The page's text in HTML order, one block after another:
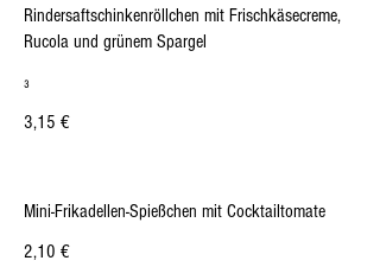
Rindersaftschinkenröllchen mit Frischkäsecreme,
Rucola und grünem Spargel
₃
3,15 €
Mini-Frikadellen-Spießchen mit Cocktailtomate
2,10 €